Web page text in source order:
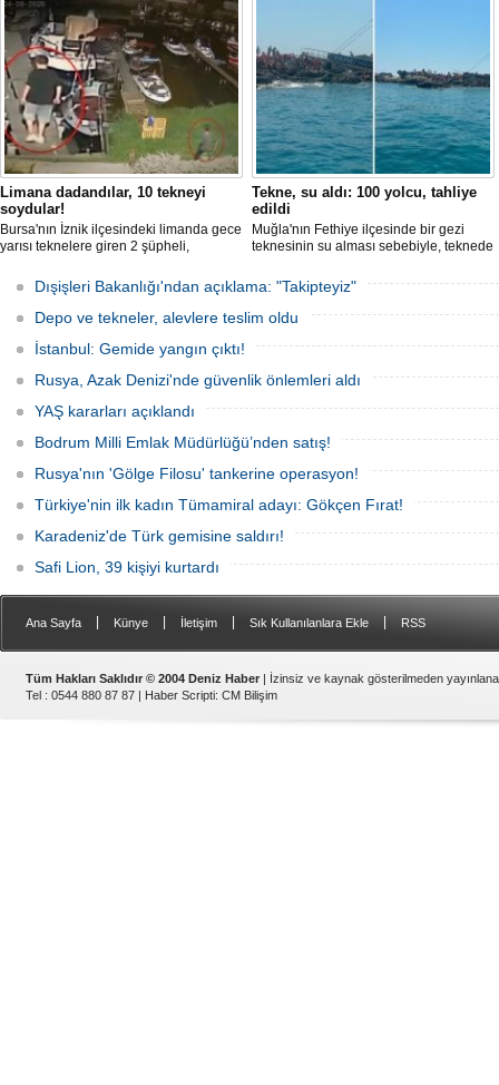
Limana dadandılar, 10 tekneyi
soydular!
Bursa'nın İznik ilçesindeki limanda gece
yarısı teknelere giren 2 şüpheli,
çaldı. Olay, güvenlik kameralarına
yansıdı, tekne sahiplerinin ihbarıyla
jandarma inceleme başlattı.
Tekne, su aldı: 100 yolcu, tahliye
edildi
Muğla'nın Fethiye ilçesinde bir gezi
teknesinin su alması sebebiyle, teknede
teknenin batmaması için bölgede
kurtarma çalışması başlatıldı.
Dışişleri Bakanlığı'ndan açıklama: "Takipteyiz"
Depo ve tekneler, alevlere teslim oldu
İstanbul: Gemide yangın çıktı!
Rusya, Azak Denizi'nde güvenlik önlemleri aldı
YAŞ kararları açıklandı
Bodrum Milli Emlak Müdürlüğü’nden satış!
Rusya'nın 'Gölge Filosu' tankerine operasyon!
Türkiye'nin ilk kadın Tümamiral adayı: Gökçen Fırat!
Karadeniz'de Türk gemisine saldırı!
Safi Lion, 39 kişiyi kurtardı
Ana Sayfa Künye İletişim Sık Kullanılanlara Ekle RSS
Tüm Hakları Saklıdır © 2004 Deniz Haber | İzinsiz ve kaynak gösterilmeden
Tel : 0544 880 87 87 | Haber Scripti: CM Bilişim